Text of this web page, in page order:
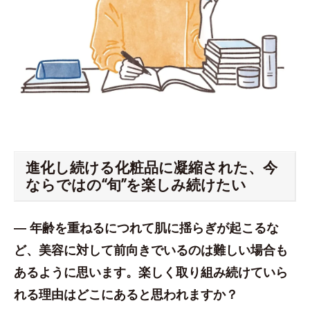
進化し続ける化粧品に凝縮された、今
ならではの“旬”を楽しみ続けたい
― 年齢を重ねるにつれて肌に揺らぎが起こるな
ど、美容に対して前向きでいるのは難しい場合も
あるように思います。楽しく取り組み続けていら
れる理由はどこにあると思われますか？